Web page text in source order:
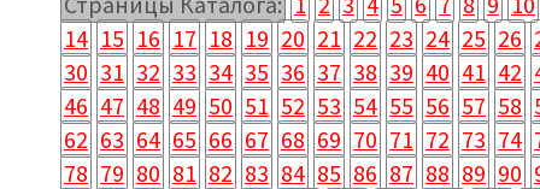
14 15 16 17 18 19 20 21 22 23 24 25 26
30 31 32 33 34 35 36 37 38 39 40 41 42
46 47 48 49 50 51 52 53 54 55 56 57 58
62 63 64 65 66 67 68 69 70 71 72 73 74
78 79 80 81 82 83 84 85 86 87 88 89 90